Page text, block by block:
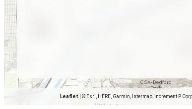
Leaflet © Esri, HERE, Garmin, Intermap, increment P